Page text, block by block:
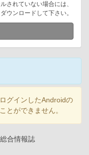
されていない場合には、
ウンロードして下さい。
グインしたAndroidの
とができません。
合情報誌